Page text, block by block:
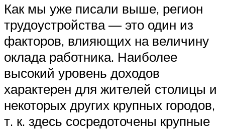
Как мы уже писали выше, регион
трудоустройства — это один из
факторов, влияющих на величину
оклада работника. Наиболее
высокий уровень доходов
характерен для жителей столицы и
некоторых других крупных городов,
т. к. здесь сосредоточены крупные